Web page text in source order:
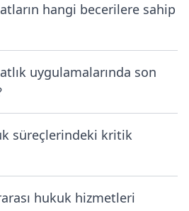
hangi becerilere sahip
uygulamalarında son
süreçlerindeki kritik
hukuk hizmetleri